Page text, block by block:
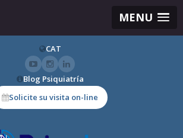
MENU
CAT
Blog Psiquiatría
Solicite su visita on-line